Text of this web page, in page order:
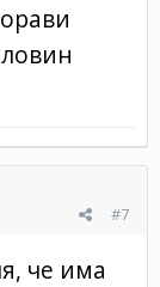
#7
че има